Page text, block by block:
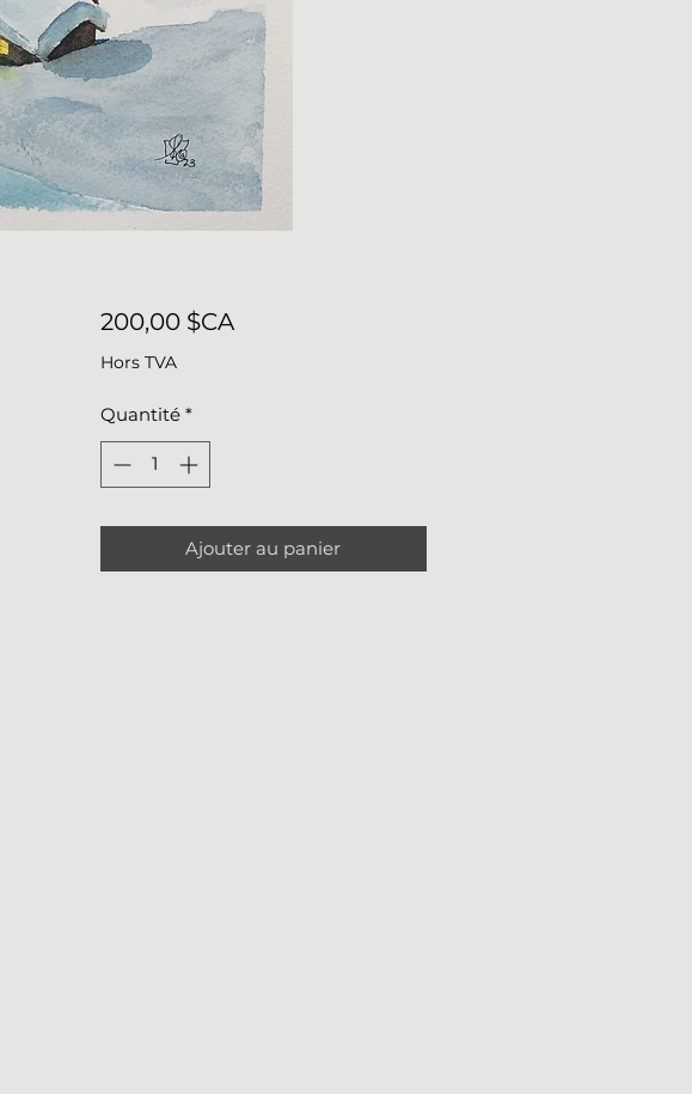
200,00 $CAPrix
Hors TVA
Quantité *
Ajouter au panier